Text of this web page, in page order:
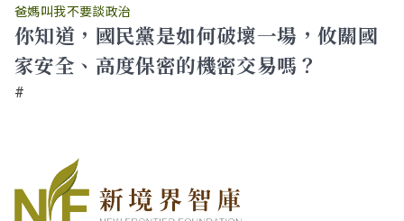
爸媽叫我不要談政治
你知道，國民黨是如何破壞一場，攸關國
家安全、高度保密的機密交易嗎？
#